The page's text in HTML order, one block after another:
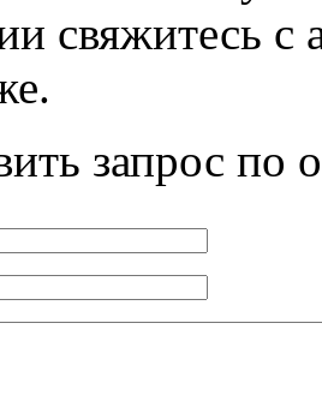
свяжитесь
запрос по